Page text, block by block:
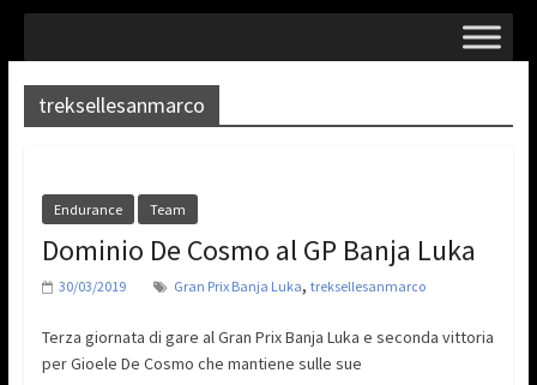
treksellesanmarco
Endurance Team
Dominio De Cosmo al GP Banja Luka
30/03/2019 Gran Prix Banja Luka, treksellesanmarco
Terza giornata di gare al Gran Prix Banja Luka e seconda vittoria
per Gioele De Cosmo che mantiene sulle sue